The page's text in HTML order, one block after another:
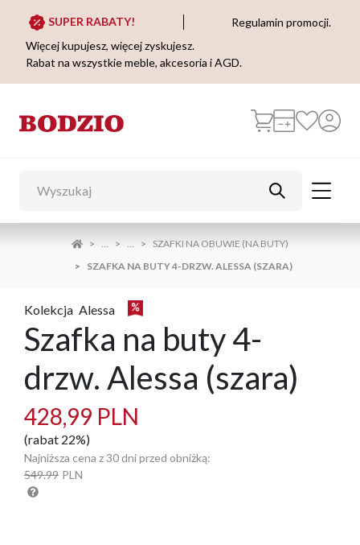
SUPER RABATY!
Regulamin promocji.
Więcej kupujesz, więcej zyskujesz.
Rabat na wszystkie meble, akcesoria i AGD.
... ...
SZAFKI NA OBUWIE (NA BUTY)
SZAFKA NA BUTY 4-DRZW. ALESSA (SZARA)
Kolekcja Alessa
Szafka na buty 4-
drzw. Alessa (szara)
428,99 PLN
(rabat 22%)
Najniższa cena z 30 dni przed obniżką:
549.99 PLN